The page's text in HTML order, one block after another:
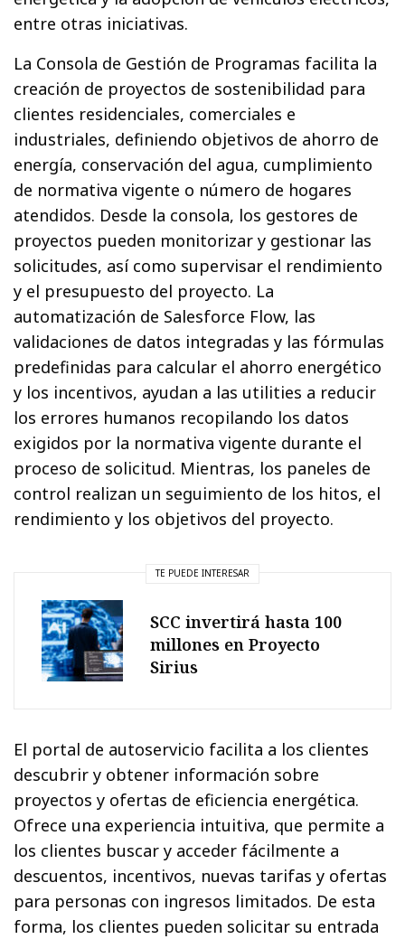
entre otras iniciativas.
La Consola de Gestión de Programas facilita la
creación de proyectos de sostenibilidad para
clientes residenciales, comerciales e
industriales, definiendo objetivos de ahorro de
energía, conservación del agua, cumplimiento
de normativa vigente o número de hogares
atendidos. Desde la consola, los gestores de
proyectos pueden monitorizar y gestionar las
solicitudes, así como supervisar el rendimiento
y el presupuesto del proyecto. La
automatización de Salesforce Flow, las
validaciones de datos integradas y las fórmulas
predefinidas para calcular el ahorro energético
y los incentivos, ayudan a las utilities a reducir
los errores humanos recopilando los datos
exigidos por la normativa vigente durante el
proceso de solicitud. Mientras, los paneles de
control realizan un seguimiento de los hitos, el
rendimiento y los objetivos del proyecto.
TE PUEDE INTERESAR
SCC invertirá hasta 100
millones en Proyecto
Sirius
El portal de autoservicio facilita a los clientes
descubrir y obtener información sobre
proyectos y ofertas de eficiencia energética.
Ofrece una experiencia intuitiva, que permite a
los clientes buscar y acceder fácilmente a
descuentos, incentivos, nuevas tarifas y ofertas
para personas con ingresos limitados. De esta
forma, los clientes pueden solicitar su entrada